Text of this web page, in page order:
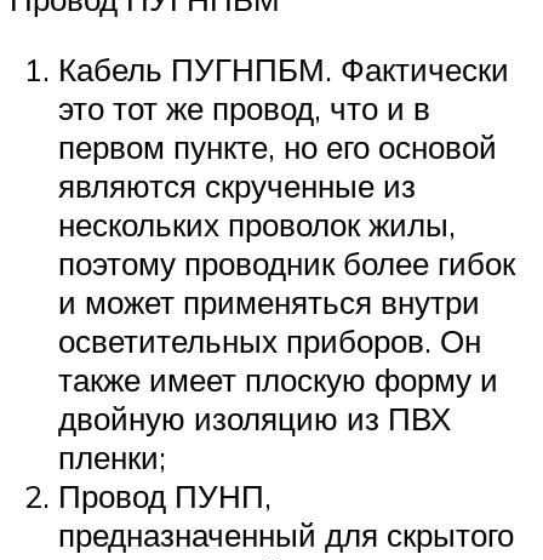
Кабель ПУГНПБМ. Фактически
это тот же провод, что и в
первом пункте, но его основой
являются скрученные из
нескольких проволок жилы,
поэтому проводник более гибок
и может применяться внутри
осветительных приборов. Он
также имеет плоскую форму и
двойную изоляцию из ПВХ
пленки;
Провод ПУНП,
предназначенный для скрытого